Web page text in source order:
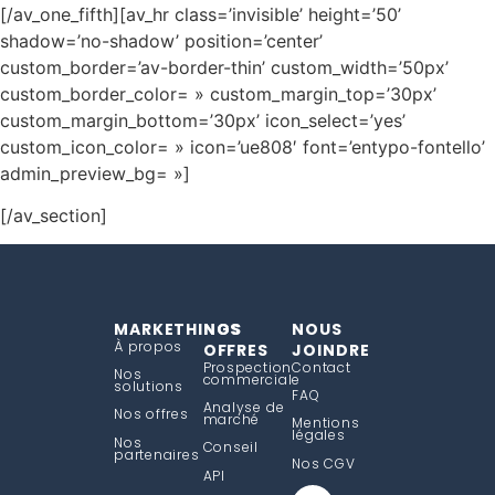
[/av_one_fifth][av_hr class=’invisible’ height=’50’
shadow=’no-shadow’ position=’center’
custom_border=’av-border-thin’ custom_width=’50px’
custom_border_color= » custom_margin_top=’30px’
custom_margin_bottom=’30px’ icon_select=’yes’
custom_icon_color= » icon=’ue808′ font=’entypo-fontello’
admin_preview_bg= »]
[/av_section]
MARKETHINGS
À propos
Nos
solutions
Nos offres
Nos
partenaires
NOS
OFFRES
Prospection
commerciale
Analyse de
marché
Conseil
API
NOUS
JOINDRE
Contact
FAQ
Mentions
légales
Nos CGV